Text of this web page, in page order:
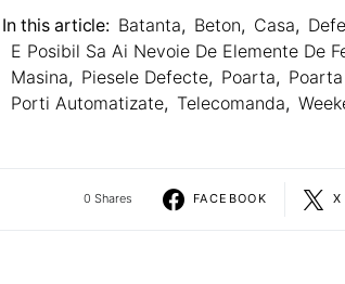
In this article: Batanta, Beton, Casa,
E Posibil Sa Ai Nevoie De Elemente De
Masina, Piesele Defecte, Poarta,
Porti Automatizate, Telecomanda,
0 Shares FACEBOOK X